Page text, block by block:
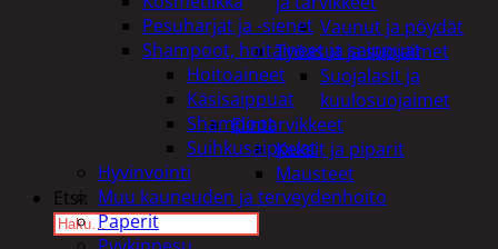
Vaunut ja pöydät
Työasut ja suojaimet
Suojalasit ja
kuulosuojaimet
Elintarvikkeet
Keksit ja piparit
Mausteet
Etsi:
Pesuharjat ja -sienet
Shampoot, hoitaineet ja saippuat
Hoitoaineet
Käsisaippuat
Shampoot
Suihkusaippuat
Hyvinvointi
Muu kauneuden ja terveydenhoito
Paperit